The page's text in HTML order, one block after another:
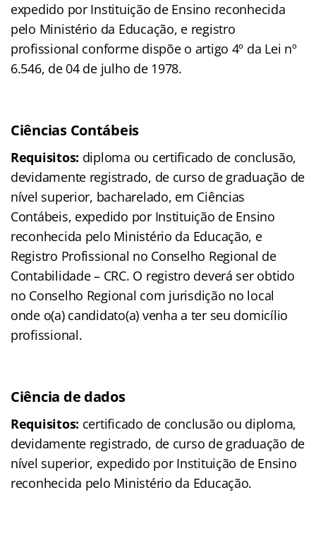
expedido por Instituição de Ensino reconhecida
pelo Ministério da Educação, e registro
profissional conforme dispõe o artigo 4º da Lei nº
6.546, de 04 de julho de 1978.
Ciências Contábeis
Requisitos: diploma ou certificado de conclusão,
devidamente registrado, de curso de graduação de
nível superior, bacharelado, em Ciências
Contábeis, expedido por Instituição de Ensino
reconhecida pelo Ministério da Educação, e
Registro Profissional no Conselho Regional de
Contabilidade – CRC. O registro deverá ser obtido
no Conselho Regional com jurisdição no local
onde o(a) candidato(a) venha a ter seu domicílio
profissional.
Ciência de dados
Requisitos: certificado de conclusão ou diploma,
devidamente registrado, de curso de graduação de
nível superior, expedido por Instituição de Ensino
reconhecida pelo Ministério da Educação.